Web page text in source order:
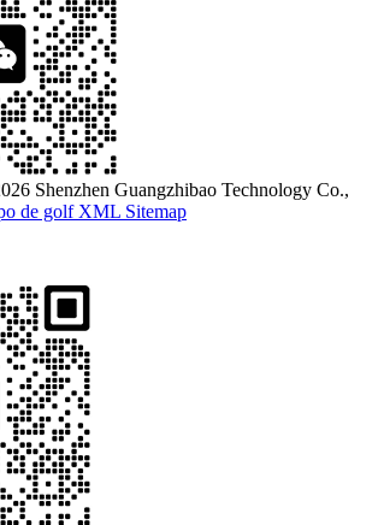
Shenzhen Guangzhibao Technology Co.,
de golf XML Sitemap